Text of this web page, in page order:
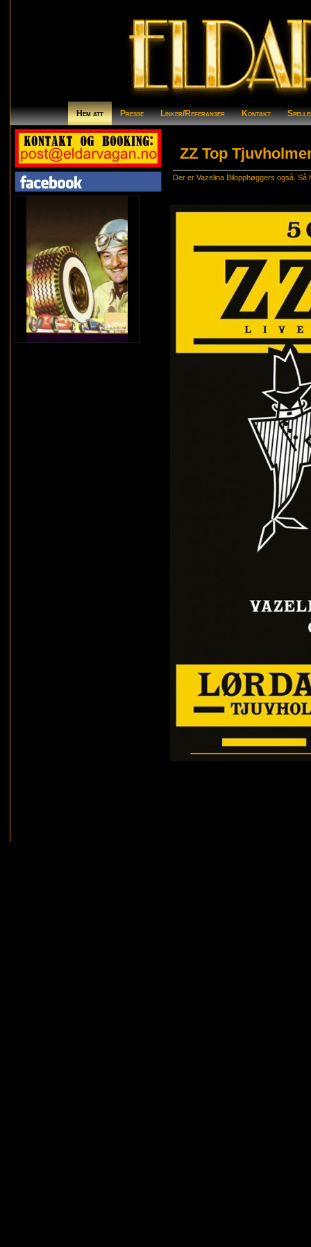
Hem att Presse Linker/Referanser Kontakt
ZZ Top
Der er Vazelina Bilopphøggers også.